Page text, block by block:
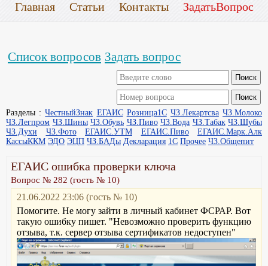
Главная Статьи Контакты ЗадатьВопрос
Список вопросов Задать вопрос
Разделы :ЧестныйЗнак ЕГАИС Розница1С ЧЗ.Лекартсва ЧЗ.Молоко
ЧЗ.Легпром ЧЗ.Шины ЧЗ.Обувь ЧЗ.Пиво ЧЗ.Вода ЧЗ.Табак ЧЗ.Шубы
ЧЗ.Духи
ЧЗ.Фото ЕГАИС.УТМ ЕГАИС.Пиво
ЕГАИС.Марк.Алк
КассыККМ ЭДО ЭЦП ЧЗ.БАДы Декларация 1С Прочее ЧЗ.Общепит
ЕГАИС ошибка проверки ключа
Вопрос № 282 (гость № 10)
21.06.2022 23:06 (гость № 10)
Помогите. Не могу зайти в личный кабинет ФСРАР. Вот
такую ошибку пишет. "Невозможно проверить функцию
отзыва, т.к. сервер отзыва сертификатов недоступен"